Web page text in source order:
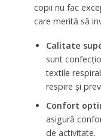
copii nu fac
care merită să
Calitate
sunt
textile
respire și
Confort
asigură
de activitate.